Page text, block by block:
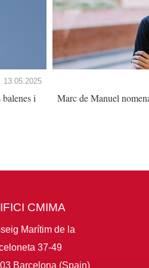
13.05.2025
i
Marc de Manuel
CMIMA
Marítim de la
37-49
Barcelona (Spain)